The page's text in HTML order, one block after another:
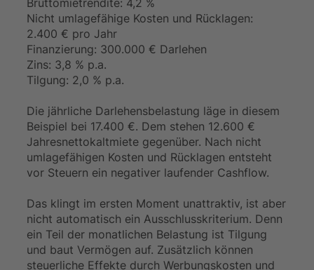
Nicht umlagefähige Kosten und Rücklagen:
2.400 € pro Jahr
Finanzierung: 300.000 € Darlehen
Zins: 3,8 % p.a.
Tilgung: 2,0 % p.a.
Die jährliche Darlehensbelastung läge in diesem
Beispiel bei 17.400 €. Dem stehen 12.600 €
Jahresnettokaltmiete gegenüber. Nach nicht
umlagefähigen Kosten und Rücklagen entsteht
vor Steuern ein negativer laufender Cashflow.
Das klingt im ersten Moment unattraktiv, ist aber
nicht automatisch ein Ausschlusskriterium. Denn
ein Teil der monatlichen Belastung ist Tilgung
und baut Vermögen auf. Zusätzlich können
steuerliche Effekte durch Werbungskosten und